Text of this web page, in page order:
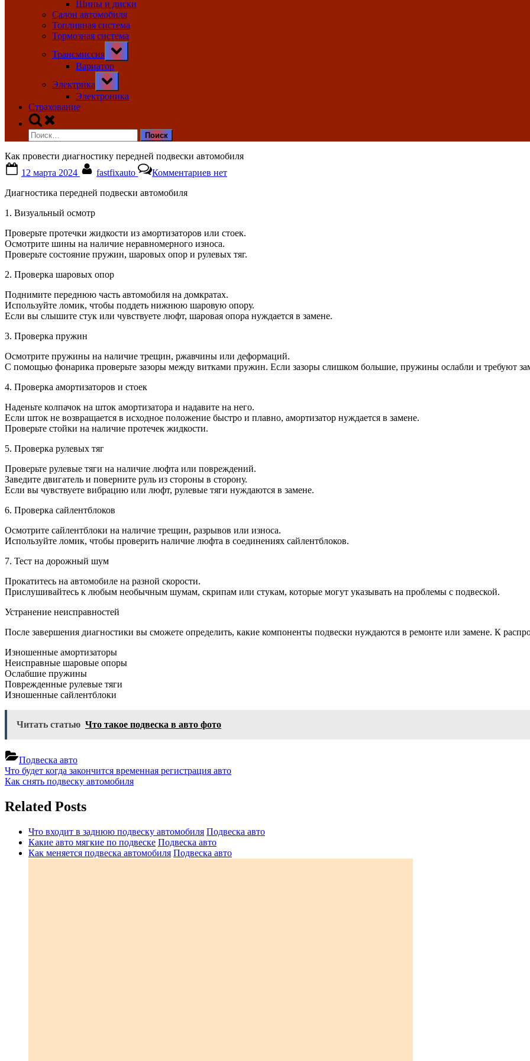
Шины и диски
Салон автомобиля
Топливная система
Тормозная система
Трансмиссия
Toggle
sub-
menu
Вариатор
Электрика
Toggle
sub-
menu
Электроника
Страхование
Toggle
search
form
Найти:
Как провести диагностику передней подвески автомобиля
on
12 марта 2024 fastfixauto Комментариевзаписи
подвески
автомобиля
нет
Диагностика передней подвески автомобиля
1. Визуальный осмотр
Проверьте протечки жидкости из амортизаторов или стоек.
Осмотрите шины на наличие неравномерного износа.
Проверьте состояние пружин, шаровых опор и рулевых тяг.
2. Проверка шаровых опор
Поднимите переднюю часть автомобиля на домкратах.
Используйте ломик, чтобы поддеть нижнюю шаровую опору.
Если вы слышите стук или чувствуете люфт, шаровая опора нуждается в замене.
3. Проверка пружин
Осмотрите пружины на наличие трещин, ржавчины или деформаций.
С помощью фонарика проверьте зазоры между витками пружин. Если зазоры слишком большие, пружины ослабли и требуют
4. Проверка амортизаторов и стоек
Наденьте колпачок на шток амортизатора и надавите на него.
Если шток не возвращается в исходное положение быстро и плавно, амортизатор нуждается в замене.
Проверьте стойки на наличие протечек жидкости.
5. Проверка рулевых тяг
Проверьте рулевые тяги на наличие люфта или повреждений.
Заведите двигатель и поверните руль из стороны в сторону.
Если вы чувствуете вибрацию или люфт, рулевые тяги нуждаются в замене.
6. Проверка сайлентблоков
Осмотрите сайлентблоки на наличие трещин, разрывов или износа.
Используйте ломик, чтобы проверить наличие люфта в соединениях сайлентблоков.
7. Тест на дорожный шум
Прокатитесь на автомобиле на разной скорости.
Прислушивайтесь к любым необычным шумам, скрипам или стукам, которые могут указывать на проблемы с подвеской.
Устранение неисправностей
После завершения диагностики вы сможете определить, какие компоненты подвески нуждаются в ремонте или замене. К
Изношенные амортизаторы
Неисправные шаровые опоры
Ослабшие пружины
Поврежденные рулевые тяги
Изношенные сайлентблоки
Читать статью Что такое подвеска в авто фото
Подвеска авто
Навигация
по
записям
Previous
Post:
Что будет когда закончится временная регистрация авто
Next
Как снять подвеску автомобиля
Related Posts
Что входит в заднюю подвеску автомобиля Подвеска авто
Какие авто мягкие по подвеске Подвеска авто
Как меняется подвеска автомобиля Подвеска авто